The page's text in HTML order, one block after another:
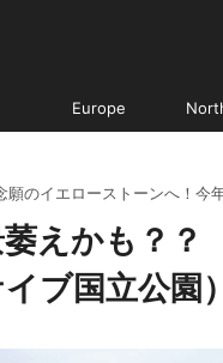
Europe
願のイエローストーンへ！今
えかも？？
ブ国立公園）